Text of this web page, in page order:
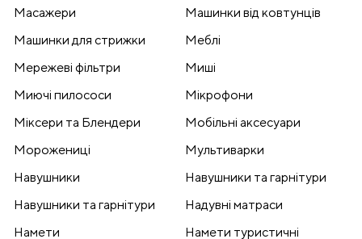
Масажери
Машинки від ковтунців
Машинки для стрижки
Меблі
Мережеві фільтри
Миші
Миючі пилососи
Мікрофони
Міксери та Блендери
Мобільні аксесуари
Морожениці
Мультиварки
Навушники
Навушники та гарнітури
Навушники та гарнітури
Надувні матраси
Намети
Намети туристичні